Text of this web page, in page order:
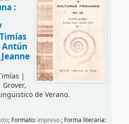
:
|
Grover,
de Verano.
; Formato: impreso; Forma literaria: